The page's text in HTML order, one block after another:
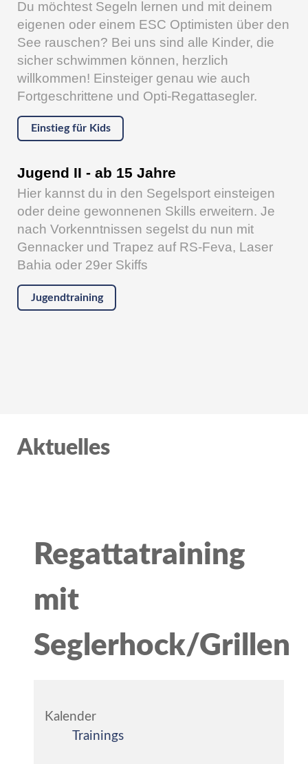
Du möchtest Segeln lernen und mit deinem
eigenen oder einem ESC Optimisten über den
See rauschen? Bei uns sind alle Kinder, die
sicher schwimmen können, herzlich
willkommen! Einsteiger genau wie auch
Fortgeschrittene und Opti-Regattasegler.
Einstieg für Kids
Jugend II - ab 15 Jahre
Hier kannst du in den Segelsport einsteigen
oder deine gewonnenen Skills erweitern. Je
nach Vorkenntnissen segelst du nun mit
Gennacker und Trapez auf RS-Feva, Laser
Bahia oder 29er Skiffs
Jugendtraining
Aktuelles
Regattatraining
mit
Seglerhock/Grillen
Kalender
Trainings